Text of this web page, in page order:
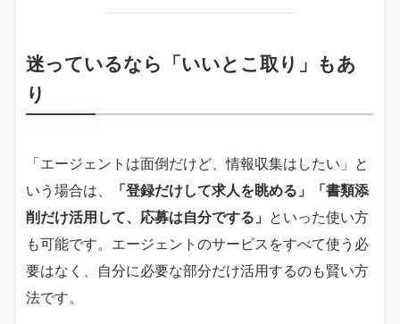
迷っているなら「いいとこ取り」もあ
り
「エージェントは面倒だけど、情報収集はしたい」と
いう場合は、
「登録だけして求人を眺める」「書類添
削だけ活用して、応募は自分でする」
といった使い方
も可能です。エージェントのサービスをすべて使う必
要はなく、自分に必要な部分だけ活用するのも賢い方
法です。